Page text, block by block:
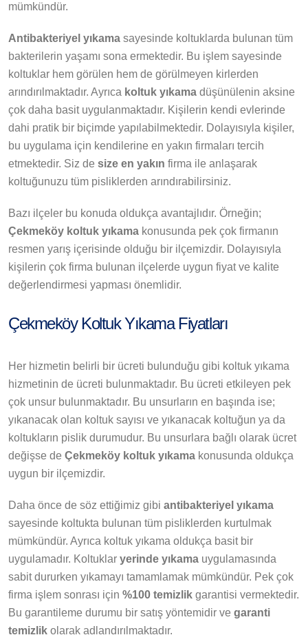
mümkündür.
Antibakteriyel yıkama sayesinde koltuklarda bulunan tüm
bakterilerin yaşamı sona ermektedir. Bu işlem sayesinde
koltuklar hem görülen hem de görülmeyen kirlerden
arındırılmaktadır. Ayrıca koltuk yıkama düşünülenin aksine
çok daha basit uygulanmaktadır. Kişilerin kendi evlerinde
dahi pratik bir biçimde yapılabilmektedir. Dolayısıyla kişiler,
bu uygulama için kendilerine en yakın firmaları tercih
etmektedir. Siz de size en yakın firma ile anlaşarak
koltuğunuzu tüm pisliklerden arındırabilirsiniz.
Bazı ilçeler bu konuda oldukça avantajlıdır. Örneğin;
Çekmeköy koltuk yıkama konusunda pek çok firmanın
resmen yarış içerisinde olduğu bir ilçemizdir. Dolayısıyla
kişilerin çok firma bulunan ilçelerde uygun fiyat ve kalite
değerlendirmesi yapması önemlidir.
Çekmeköy Koltuk Yıkama Fiyatları
Her hizmetin belirli bir ücreti bulunduğu gibi koltuk yıkama
hizmetinin de ücreti bulunmaktadır. Bu ücreti etkileyen pek
çok unsur bulunmaktadır. Bu unsurların en başında ise;
yıkanacak olan koltuk sayısı ve yıkanacak koltuğun ya da
koltukların pislik durumudur. Bu unsurlara bağlı olarak ücret
değişse de Çekmeköy koltuk yıkama konusunda oldukça
uygun bir ilçemizdir.
Daha önce de söz ettiğimiz gibi antibakteriyel yıkama
sayesinde koltukta bulunan tüm pisliklerden kurtulmak
mümkündür. Ayrıca koltuk yıkama oldukça basit bir
uygulamadır. Koltuklar yerinde yıkama uygulamasında
sabit dururken yıkamayı tamamlamak mümkündür. Pek çok
firma işlem sonrası için %100 temizlik garantisi vermektedir.
Bu garantileme durumu bir satış yöntemidir ve garanti
temizlik olarak adlandırılmaktadır.